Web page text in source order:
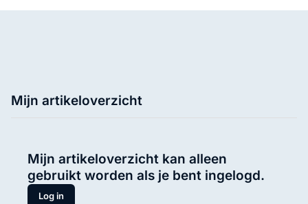
Mijn artikeloverzicht
Mijn artikeloverzicht kan alleen
gebruikt worden als je bent ingelogd.
Log in